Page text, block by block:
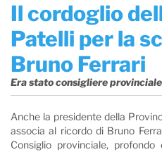
​Il cordoglio
Patelli per la
Bruno Ferrari
Era stato consigliere
Anche la presidente della
associa al ricordo di Bruno
Consiglio provinciale,